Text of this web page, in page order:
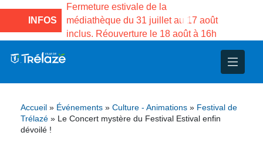
INFOS
la Maison des
de Gama du
Fermeture estivale de la
médiathèque du 31 juillet au 17 août
inclus. Réouverture le 18 août à 16h
Projets
– Jumelage
Accueil » Événements » Culture - Animations » Festival de
Trélazé » Le Concert mystère du Festival Estival enfin
dévoilé !